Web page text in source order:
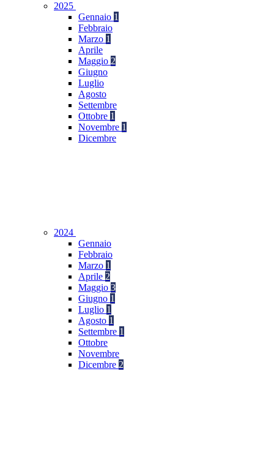
2025
Gennaio 1
Febbraio
Marzo 1
Aprile
Maggio 2
Giugno
Luglio
Agosto
Settembre
Ottobre 1
Novembre 1
Dicembre
2024
Gennaio
Febbraio
Marzo 1
Aprile 2
Maggio 3
Giugno 1
Luglio 1
Agosto 1
Settembre 1
Ottobre
Novembre
Dicembre 2